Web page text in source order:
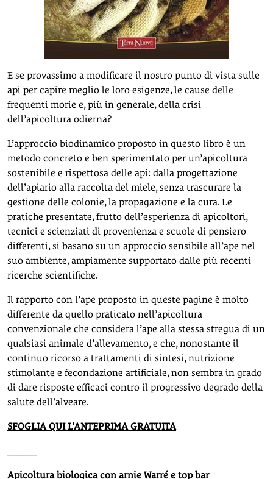
E se provassimo a modificare il nostro punto di vista sulle
api per capire meglio le loro esigenze, le cause delle
frequenti morie e, più in generale, della crisi
dell’apicoltura odierna?
L’approccio biodinamico proposto in questo libro è un
metodo concreto e ben sperimentato per un’apicoltura
sostenibile e rispettosa delle api: dalla progettazione
dell’apiario alla raccolta del miele, senza trascurare la
gestione delle colonie, la propagazione e la cura. Le
pratiche presentate, frutto dell’esperienza di apicoltori,
tecnici e scienziati di provenienza e scuole di pensiero
differenti, si basano su un approccio sensibile all’ape nel
suo ambiente, ampiamente supportato dalle più recenti
ricerche scientifiche.
Il rapporto con l’ape proposto in queste pagine è molto
differente da quello praticato nell’apicoltura
convenzionale che considera l’ape alla stessa stregua di un
qualsiasi animale d’allevamento, e che, nonostante il
continuo ricorso a trattamenti di sintesi, nutrizione
stimolante e fecondazione artificiale, non sembra in grado
di dare risposte efficaci contro il progressivo degrado della
salute dell’alveare.
SFOGLIA QUI L’ANTEPRIMA GRATUITA
Apicoltura biologica con arnie Warré e top bar